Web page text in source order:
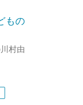
全体
関連
知見
もの
村由
タッ
、そ